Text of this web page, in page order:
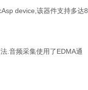
device,该器件支持多达8
.音频采集使用了EDMA通